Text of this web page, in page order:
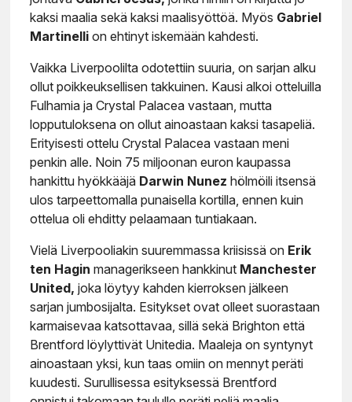
kaksi maalia sekä kaksi maalisyöttöä. Myös Gabriel
Martinellion ehtinyt iskemään kahdesti.
Vaikka Liverpoolilta odotettiin suuria, on sarjan alku
ollut poikkeuksellisen takkuinen. Kausi alkoi otteluilla
Fulhamia ja Crystal Palacea vastaan, mutta
lopputuloksena on ollut ainoastaan kaksi tasapeliä.
Erityisesti ottelu Crystal Palacea vastaan meni
penkin alle. Noin 75 miljoonan euron kaupassa
hankittu hyökkääjä Darwin Nunezhölmöili itsensä
ulos tarpeettomalla punaisella kortilla, ennen kuin
ottelua oli ehditty pelaamaan tuntiakaan.
Vielä Liverpooliakin suuremmassa kriisissä on Erik
ten Haginmanagerikseen hankkinut Manchester
United,joka löytyy kahden kierroksen jälkeen
sarjan jumbosijalta. Esitykset ovat olleet suorastaan
karmaisevaa katsottavaa, sillä sekä Brighton että
Brentford löylyttivät Unitedia. Maaleja on syntynyt
ainoastaan yksi, kun taas omiin on mennyt peräti
kuudesti. Surullisessa esityksessä Brentford